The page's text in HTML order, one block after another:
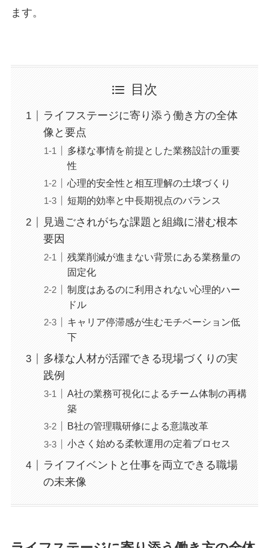
ます。
目次
ライフステージに寄り添う働き方の全体
像と要点
多様な事情を前提とした業務設計の重要
性
心理的安全性と相互理解の土壌づくり
短期的効率と中長期視点のバランス
見過ごされがちな課題と組織に潜む根本
要因
残業削減が進まない背景にある業務量の
固定化
制度はあるのに利用されない心理的ハー
ドル
キャリア停滞感が生むモチベーション低
下
多様な人材が活躍できる現場づくりの実
践例
A社の業務可視化によるチーム体制の再構
築
B社の管理職研修による意識改革
小さく始める柔軟運用の定着プロセス
ライフイベントと仕事を両立できる職場
の未来像